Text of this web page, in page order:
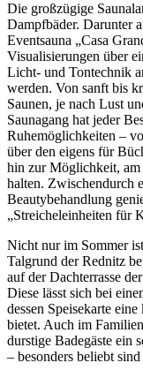
Die großzügige
Dampfbäder. Darunter
Eventsauna „Casa
Visualisierungen über
Licht- und Tontechnik
werden. Von sanft bis
Saunen, je nach Lust
Saunagang hat jeder
Ruhemöglichkeiten –
über den eigens für
hin zur Möglichkeit, am
halten. Zwischendurch
Beautybehandlung
„Streicheleinheiten für
Nicht nur im Sommer
Talgrund der Rednitz
auf der Dachterrasse
Diese lässt sich bei
dessen Speisekarte
bietet. Auch im
durstige Badegäste ein
– besonders beliebt